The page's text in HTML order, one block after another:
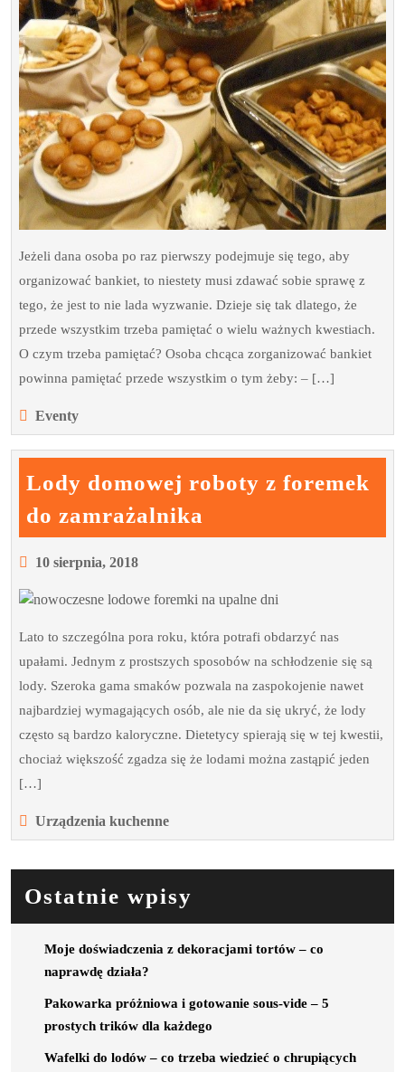
Jeżeli dana osoba po raz pierwszy podejmuje się tego, aby
organizować bankiet, to niestety musi zdawać sobie sprawę z
tego, że jest to nie lada wyzwanie. Dzieje się tak dlatego, że
przede wszystkim trzeba pamiętać o wielu ważnych kwestiach.
O czym trzeba pamiętać? Osoba chcąca zorganizować bankiet
powinna pamiętać przede wszystkim o tym żeby: – […]
Eventy
Lody domowej roboty z foremek
do zamrażalnika
domowej
z
do
zamrażalnika
10 sierpnia, 201810
2018
Lato to szczególna pora roku, która potrafi obdarzyć nas
upałami. Jednym z prostszych sposobów na schłodzenie się są
lody. Szeroka gama smaków pozwala na zaspokojenie nawet
najbardziej wymagających osób, ale nie da się ukryć, że lody
często są bardzo kaloryczne. Dietetycy spierają się w tej kwestii,
chociaż większość zgadza się że lodami można zastąpić jeden
[…]
Urządzenia kuchenne
Ostatnie wpisy
Moje doświadczenia z dekoracjami tortów – co
naprawdę działa?
Pakowarka próżniowa i gotowanie sous-vide – 5
prostych trików dla każdego
Wafelki do lodów – co trzeba wiedzieć o chrupiących